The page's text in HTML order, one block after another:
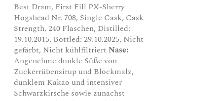
Best Dram, First Fill PX-Sherry
Hogshead Nr. 708, Single Cask, Cask
Strength, 240 Flaschen, Distilled:
19.10.2015, Bottled: 29.10.2025, Nicht
gefärbt, Nicht kühlfiltriert Nase:
Angenehme dunkle Süße von
Zuckerrübensirup und Blockmalz,
dunklem Kakao und intensiver
Schwarzkirsche sowie zunächst